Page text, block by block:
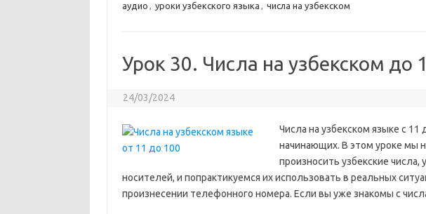
аудио , уроки узбекского языка , числа на узбекском
Урок 30. Числа на узбекском до
24/03/2024
Числа на узбекском языке с
начинающих. В этом уроке мы
произносить узбекские числа,
носителей, и попрактикуемся их использовать в реальных
произнесении телефонного номера. Если вы уже знакомы с